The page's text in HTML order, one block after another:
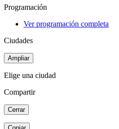
Programación
Ver programación completa
Ciudades
Ampliar
Elige una ciudad
Compartir
Cerrar